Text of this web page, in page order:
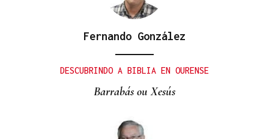
Fernando González
DESCUBRINDO A BIBLIA EN OURENSE
Barrabás ou Xesús